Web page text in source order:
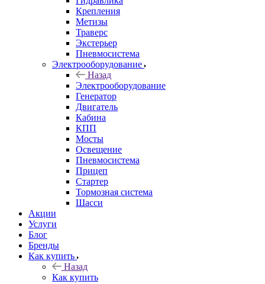
Крепления
Метизы
Траверс
Экстерьер
Пневмосистема
Электрооборудование
Назад
Электрооборудование
Генератор
Двигатель
Кабина
КПП
Мосты
Освещение
Пневмосистема
Прицеп
Стартер
Тормозная система
Шасси
Акции
Услуги
Блог
Бренды
Как купить
Назад
Как купить